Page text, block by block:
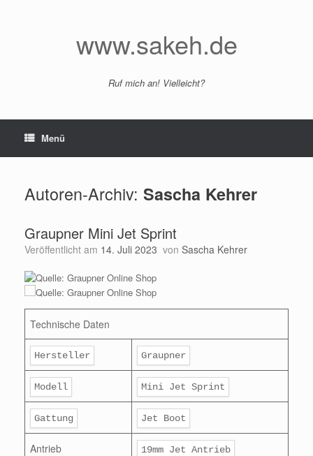
www.sakeh.de
Ruf mich an! Vielleicht?
Menü
Autoren-Archiv: Sascha Kehrer
Graupner Mini Jet Sprint
Veröffentlicht am 14. Juli 2023 von Sascha Kehrer
Quelle: Graupner Online Shop
Technische Daten
Hersteller Graupner
Modell Mini Jet Sprint
Gattung Jet Boot
Antrieb 19mm Jet Antrieb